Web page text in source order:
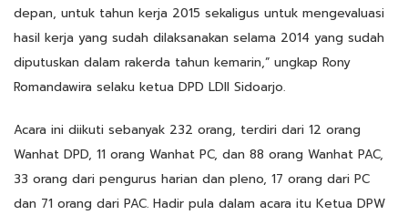
depan, untuk tahun kerja 2015 sekaligus untuk mengevaluasi
hasil kerja yang sudah dilaksanakan selama 2014 yang sudah
diputuskan dalam rakerda tahun kemarin,” ungkap Rony
Romandawira selaku ketua DPD LDII Sidoarjo.
Acara ini diikuti sebanyak 232 orang, terdiri dari 12 orang
Wanhat DPD, 11 orang Wanhat PC, dan 88 orang Wanhat PAC,
33 orang dari pengurus harian dan pleno, 17 orang dari PC
dan 71 orang dari PAC. Hadir pula dalam acara itu Ketua DPW